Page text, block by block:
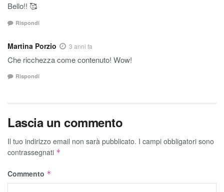
Bello!! 🥰
Rispondi
Martina Porzio 3 anni fa
Che ricchezza come contenuto! Wow!
Rispondi
Lascia un commento
Il tuo indirizzo email non sarà pubblicato. I campi obbligatori sono
contrassegnati *
Commento *